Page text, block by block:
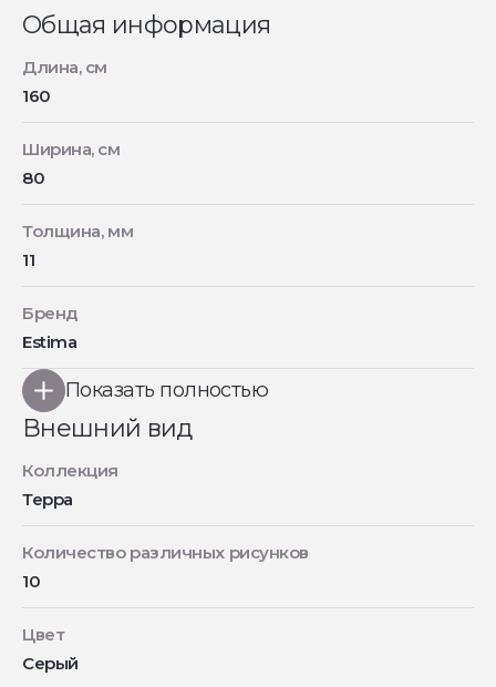
Общая информация
Длина, см
160
Ширина, см
80
Толщина, мм
11
Бренд
Estima
Показать полностью
Внешний вид
Коллекция
Терра
Количество различных рисунков
10
Цвет
Серый